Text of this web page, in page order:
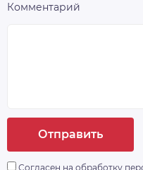
Комментарий
Отправить
Согласен на обработку